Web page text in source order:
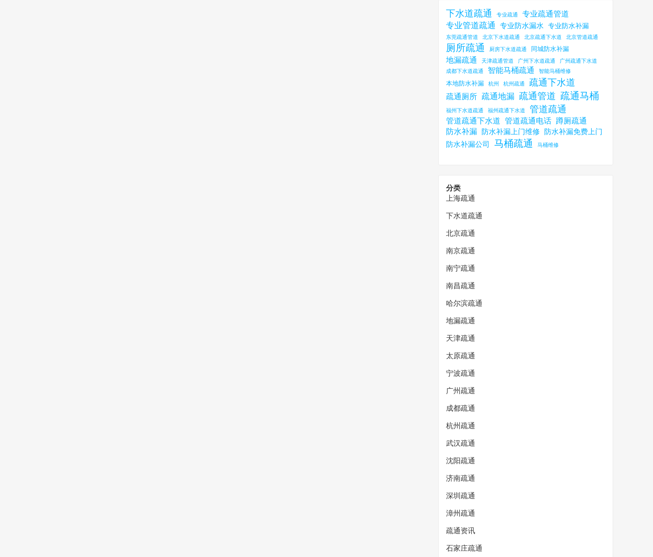
下水道疏通 专业疏通 专业疏通管道
专业管道疏通 专业防水漏水 专业防水补漏
东莞疏通管道 北京下水道疏通 北京疏通下水道 北京管道疏通
厕所疏通 厨房下水道疏通 同城防水补漏
地漏疏通 天津疏通管道 广州下水道疏通
广州疏通下水道
成都下水道疏通
智能马桶疏通 智能马桶维修
本地防水补漏 杭州 杭州疏通 疏通下水道
疏通厕所 疏通地漏 疏通管道 疏通马桶
福州下水道疏通 福州疏通下水道 管道疏通
管道疏通下水道 管道疏通电话 蹲厕疏通
防水补漏 防水补漏上门维修
防水补漏免费上门
防水补漏公司
马桶疏通 马桶维修
分类
上海疏通
下水道疏通
北京疏通
南京疏通
南宁疏通
南昌疏通
哈尔滨疏通
地漏疏通
天津疏通
太原疏通
宁波疏通
广州疏通
成都疏通
杭州疏通
武汉疏通
沈阳疏通
济南疏通
深圳疏通
漳州疏通
疏通资讯
石家庄疏通